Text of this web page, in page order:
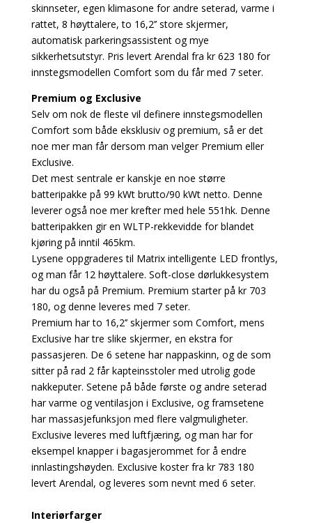
skinnseter, egen klimasone for andre seterad, varme i
rattet, 8 høyttalere, to 16,2’’ store skjermer,
automatisk parkeringsassistent og mye
sikkerhetsutstyr. Pris levert Arendal fra kr 623 180 for
innstegsmodellen Comfort som du får med 7 seter.
Premium og Exclusive
Selv om nok de fleste vil definere innstegsmodellen
Comfort som både eksklusiv og premium, så er det
noe mer man får dersom man velger Premium eller
Exclusive.
Det mest sentrale er kanskje en noe større
batteripakke på 99 kWt brutto/90 kWt netto. Denne
leverer også noe mer krefter med hele 551hk. Denne
batteripakken gir en WLTP-rekkevidde for blandet
kjøring på inntil 465km.
Lysene oppgraderes til Matrix intelligente LED frontlys,
og man får 12 høyttalere. Soft-close dørlukkesystem
har du også på Premium. Premium starter på kr 703
180, og denne leveres med 7 seter.
Premium har to 16,2’’ skjermer som Comfort, mens
Exclusive har tre slike skjermer, en ekstra for
passasjeren. De 6 setene har nappaskinn, og de som
sitter på rad 2 får kapteinsstoler med utrolig gode
nakkeputer. Setene på både første og andre seterad
har varme og ventilasjon i Exclusive, og framsetene
har massasjefunksjon med flere valgmuligheter.
Exclusive leveres med luftfjæring, og man har for
eksempel knapper i bagasjerommet for å endre
innlastingshøyden. Exclusive koster fra kr 783 180
levert Arendal, og leveres som nevnt med 6 seter.
Interiørfarger